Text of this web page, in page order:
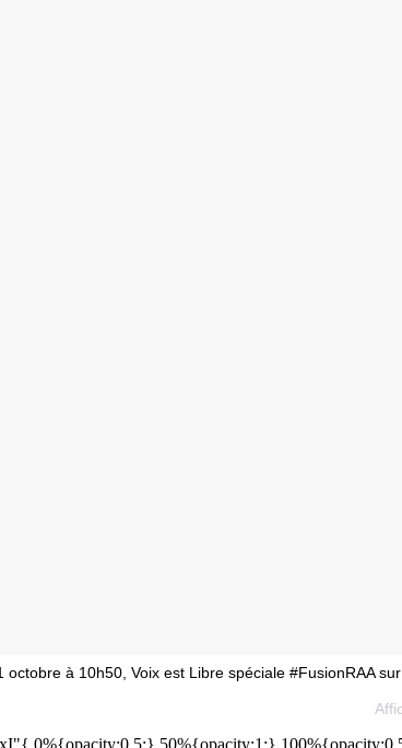
octobre à 10h50, Voix est Libre spéciale #FusionRAA